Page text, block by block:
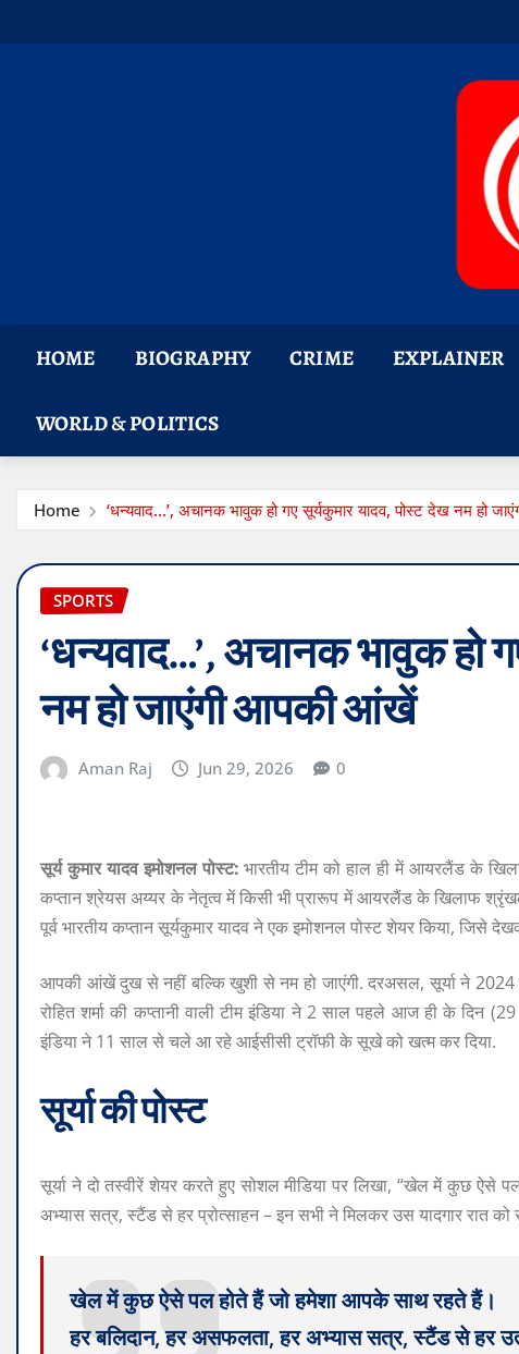
to
HOME BIOGRAPHY CRIME EXPLAINER
WORLD & POLITICS
Home ‘धन्यवाद…’, अचानक भावुक हो गए सूर्यकुमार यादव, पोस्ट देख नम हो
SPORTS
‘धन्यवाद…’, अचानक भावुक हो
नम हो जाएंगी आपकी आंखें
Aman Raj Jun 29, 2026 0
सूर्य कुमार यादव इमोशनल पोस्ट: भारतीय टीम को हाल ही में आयरलैंड के
कप्तान श्रेयस अय्यर के नेतृत्व में किसी भी प्रारूप में आयरलैंड के खिलाफ
पूर्व भारतीय कप्तान सूर्यकुमार यादव ने एक इमोशनल पोस्ट शेयर किया, जिसे
आपकी आंखें दुख से नहीं बल्कि खुशी से नम हो जाएंगी. दरअसल, सूर्या ने 2024
रोहित शर्मा की कप्तानी वाली टीम इंडिया ने 2 साल पहले आज ही के दिन
इंडिया ने 11 साल से चले आ रहे आईसीसी ट्रॉफी के सूखे को खत्म कर दिया.
सूर्या की पोस्ट
सूर्या ने दो तस्वीरें शेयर करते हुए सोशल मीडिया पर लिखा, “खेल में कुछ ऐसे
अभ्यास सत्र, स्टैंड से हर प्रोत्साहन – इन सभी ने मिलकर उस यादगार रात को
खेल में कुछ ऐसे पल होते हैं जो हमेशा आपके साथ रहते हैं।
हर बलिदान, हर असफलता, हर अभ्यास सत्र, स्टैंड से हर